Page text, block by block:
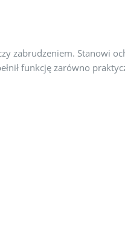
zabrudzeniem. Stanowi
funkcję zarówno